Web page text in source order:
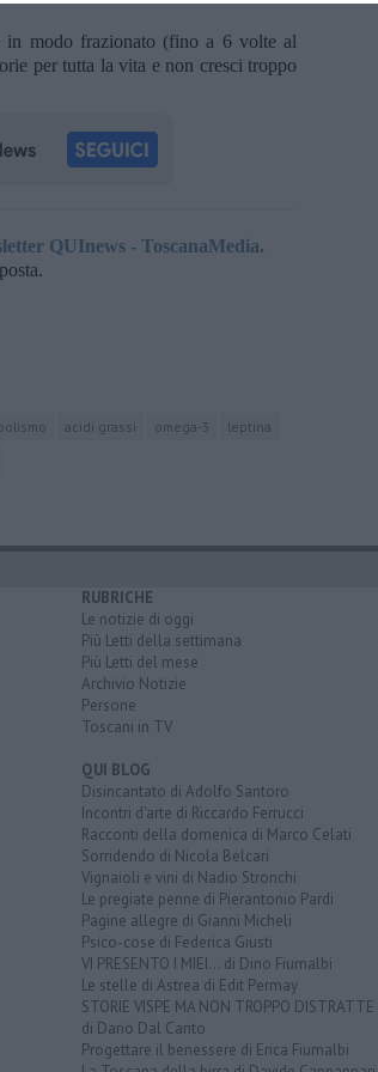
in modo frazionato (fino a 6 volte al
per tutta la vita e non cresci troppo
QUInews - ToscanaMedia.
acidi grassi omega-3
leptina
RUBRICHE
Le notizie di oggi
Più Letti della settimana
Più Letti del mese
Archivio Notizie
Persone
Toscani in TV
QUI BLOG
Disincantato di Adolfo Santoro
Incontri d'arte di Riccardo Ferrucci
Racconti della domenica di Marco Celati
Sorridendo di Nicola Belcari
Vignaioli e vini di Nadio Stronchi
Le pregiate penne di Pierantonio Pardi
Pagine allegre di Gianni Micheli
Psico-cose di Federica Giusti
VI PRESENTO I MIEI... di Dino Fiumalbi
Le stelle di Astrea di Edit Permay
STORIE VISPE MA NON TROPPO DISTRATTE
di Dario Dal Canto
Progettare il benessere di Erica Fiumalbi